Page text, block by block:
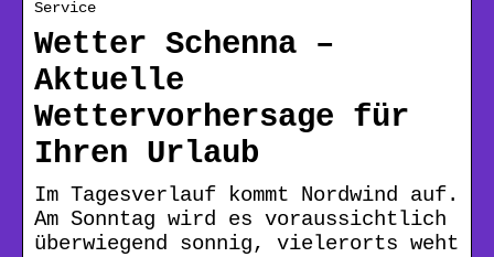
Service
Wetter Schenna –
Aktuelle
Wettervorhersage für
Ihren Urlaub
Im Tagesverlauf kommt Nordwind auf.
Am Sonntag wird es voraussichtlich
überwiegend sonnig, vielerorts weht